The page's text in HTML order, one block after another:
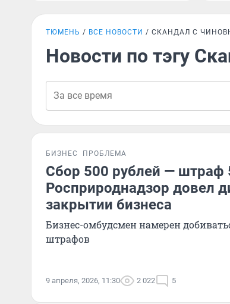
ТЮМЕНЬ ВСЕ НОВОСТИ СКАНДАЛ С
Новости по тэгу
БИЗНЕС ПРОБЛЕМА
Сбор 500 рублей — штраф
Росприроднадзор довел
закрытии бизнеса
Бизнес-омбудсмен намерен
штрафов
9 апреля, 2026, 11:30 2 022 5